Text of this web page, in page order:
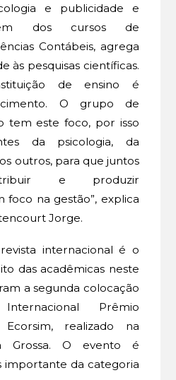
e publicidade e
dos cursos de
Contábeis, agrega
às pesquisas científicas.
de ensino é
O grupo de
tem este foco, por isso
da psicologia, da
outros, para que juntos
e produzir
na gestão”, explica
Jorge.
internacional é o
das acadêmicas neste
a segunda colocação
Prêmio
realizado na
Grossa. O evento é
importante da categoria